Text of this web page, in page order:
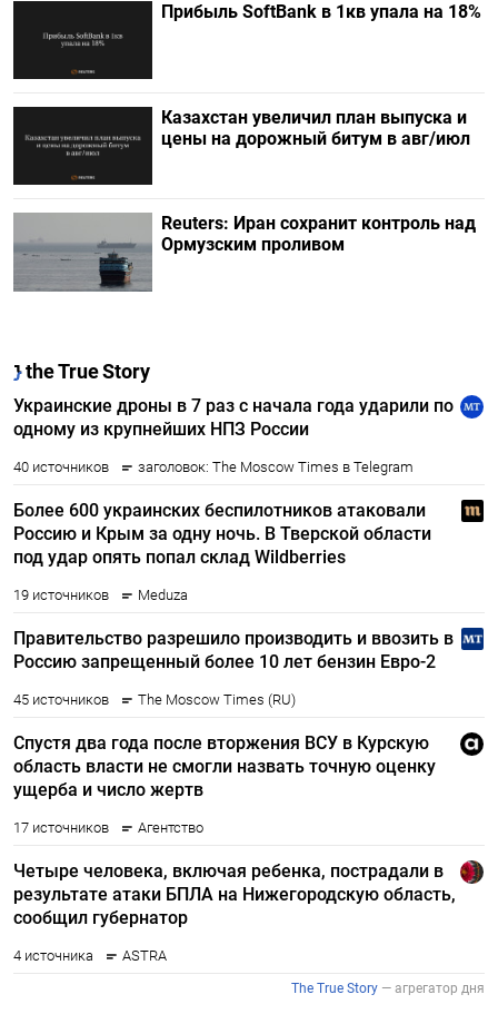
Прибыль SoftBank в 1кв упала на 18%
Казахстан увеличил план выпуска и
цены на дорожный битум в авг/июл
Reuters: Иран сохранит контроль над
Ормузским проливом